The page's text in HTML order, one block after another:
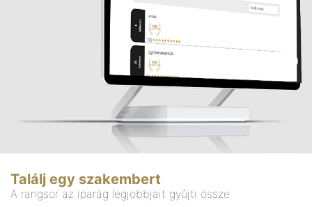
Találj egy szakembert
A rangsor az iparág legjobbjait gyűjti össze